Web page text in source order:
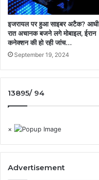
इजरायल पर हुआ साइबर अटैक? आधी
रात अचानक बजने लगे मोबाइल, ईरान
कनेक्शन की हो रही जांच…
September 19, 2024
13895/ 94
×
Advertisement